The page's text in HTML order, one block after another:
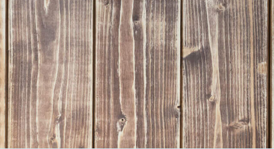
Ehrenamtssuchmaschine
Freiwilliges Soziales
Koordinierungszentren für
Engagierte Stadt
Freiwilligendienste
Freiwilligentage
Hessen hilft Ukraine
Zeig uns dein
Wettbewerb |
Wettbewerb | 80 Jahre
8 Vereine x 80 Jahre x